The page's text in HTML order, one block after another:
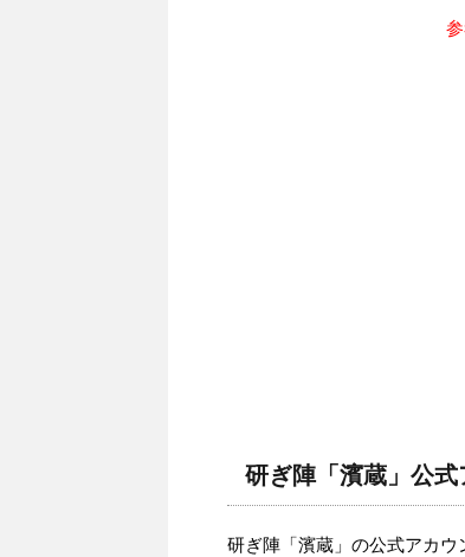
参
研ぎ陣「濱蔵」公式
研ぎ陣「濱蔵」の公式アカウ